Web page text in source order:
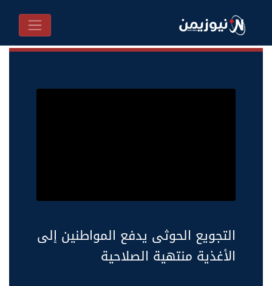
التجويع الحوثى يدفع المواطنين إلى
الأغذية منتهية الصلاحية